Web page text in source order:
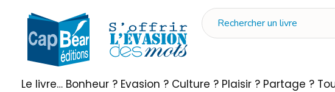
Le livre… Bonheur ? Evasion ? Culture ? Plaisir ? Partage ?